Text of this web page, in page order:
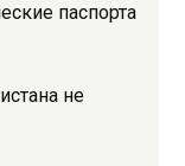
паспорта
не